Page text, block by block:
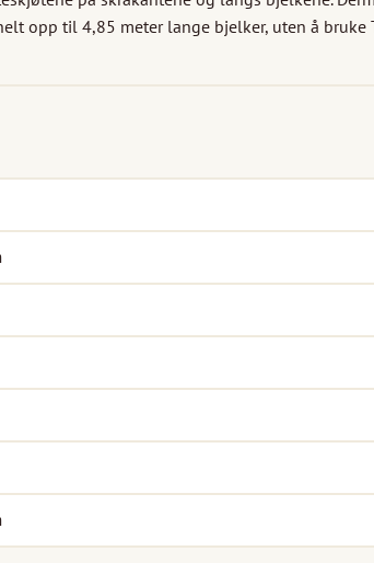
opp til 4,85 meter lange bjelker, uten å bruke